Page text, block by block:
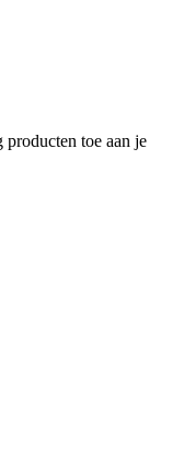
toe aan je